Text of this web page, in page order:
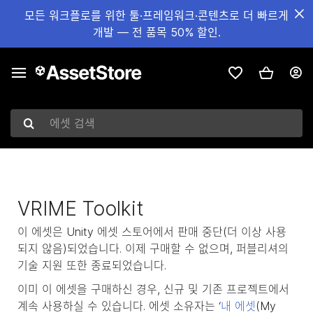
모든 워크플로를 위한 툴·프레임워크·콘텐츠로 더 빠르게
개발 — 전 품목 50% 할인.
에셋 검색
VRIME Toolkit
이 에셋은 Unity 에셋 스토어에서 판매 중단(더 이상 사용
되지 않음)되었습니다. 이제 구매할 수 없으며, 퍼블리셔의
기술 지원 또한 종료되었습니다.
이미 이 에셋을 구매하신 경우, 신규 및 기존 프로젝트에서
계속 사용하실 수 있습니다. 에셋 소유자는 ‘내 에셋 (My